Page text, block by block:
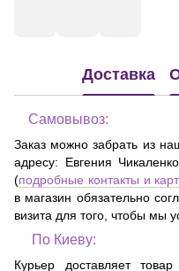
Доставка
Самовывоз:
Заказ можно забрать из
адресу: Евгения
(подробные контакты и
в магазин обязательно
визита для того, чтобы мы
По Киеву:
Курьер доставляет